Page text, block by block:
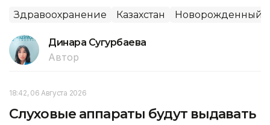
Здравоохранение Казахстан Новорожденный
Динара Сугурбаева
Автор
18:42, 06 Августа 2026
Слуховые аппараты будут выдавать